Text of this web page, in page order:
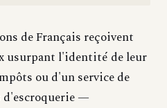
de Français reçoivent
usurpant l'identité de leur
ou d'un service de
d'escroquerie —